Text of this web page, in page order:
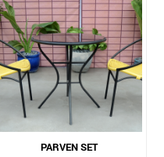
PARVEN SET